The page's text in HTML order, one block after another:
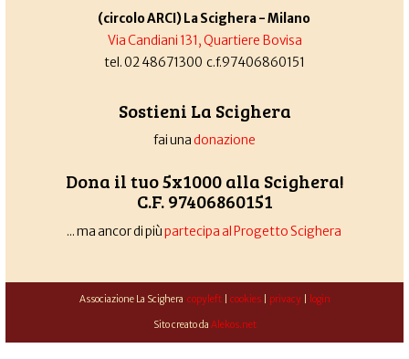
(circolo ARCI) La Scighera - Milano
Via Candiani 131, Quartiere Bovisa
tel. 02 48671300 c.f.97406860151
Sostieni La Scighera
fai unadonazione
Dona il tuo 5x1000 alla Scighera!
C.F. 97406860151
... ma ancor di piùpartecipa al Progetto Scighera
Associazione La Scighera copyleft| cookies| privacy| login
Sito creato da Alekos.net